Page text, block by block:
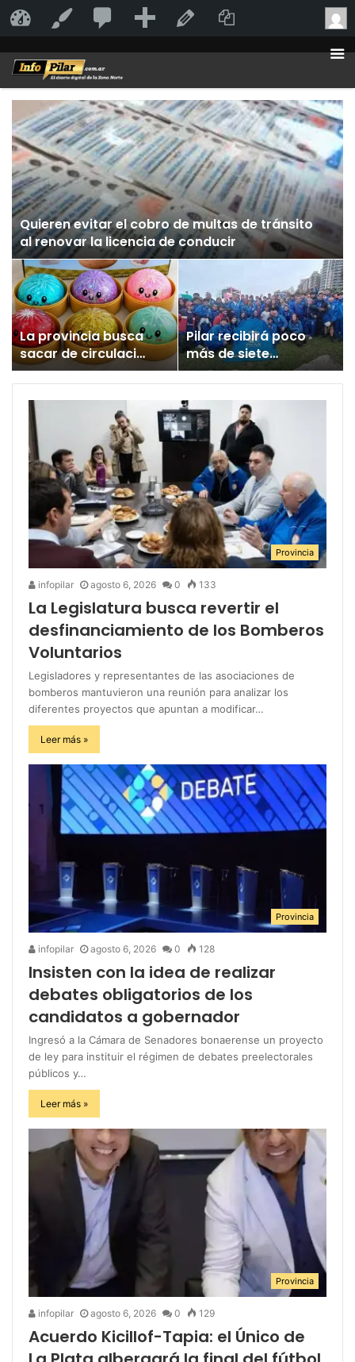
Quieren evitar el cobro de multas de tránsito
al renovar la licencia de conducir
La provincia busca
sacar de circulación
un juguete
«altamente tóxico»
Pilar recibirá poco
más de siete
millones para los
Juegos
Bonaerenses
Provincia
infopilar agosto 6, 2026 0 133
La Legislatura busca revertir el
desfinanciamiento de los Bomberos
Voluntarios
Legisladores y representantes de las asociaciones de
bomberos mantuvieron una reunión para analizar los
diferentes proyectos que apuntan a modificar…
Leer más »
Provincia
infopilar agosto 6, 2026 0 128
Insisten con la idea de realizar
debates obligatorios de los
candidatos a gobernador
Ingresó a la Cámara de Senadores bonaerense un proyecto
de ley para instituir el régimen de debates preelectorales
públicos y…
Leer más »
Provincia
infopilar agosto 6, 2026 0 129
Acuerdo Kicillof-Tapia: el Único de
InfoPilar Personalizar
moderación
Añadir Duplicate